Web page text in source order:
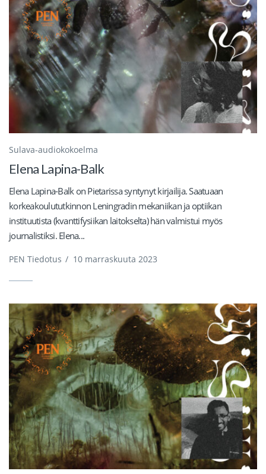
Sulava-audiokokoelma
Elena Lapina-Balk
Elena Lapina-Balk on Pietarissa syntynyt kirjailija. Saatuaan
korkeakoulututkinnon Leningradin mekaniikan ja optiikan
instituutista (kvanttifysiikan laitokselta) hän valmistui myös
journalistiksi. Elena...
PEN Tiedotus / 10 marraskuuta 2023